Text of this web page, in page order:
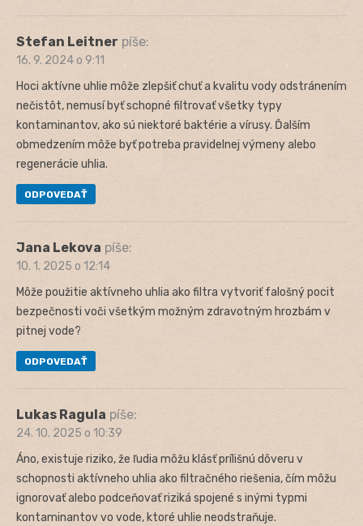
Stefan Leitner píše:
16. 9. 2024 o 9:11
Hoci aktívne uhlie môže zlepšiť chuť a kvalitu vody odstránením
nečistôt, nemusí byť schopné filtrovať všetky typy
kontaminantov, ako sú niektoré baktérie a vírusy. Ďalším
obmedzením môže byť potreba pravidelnej výmeny alebo
regenerácie uhlia.
ODPOVEDAŤ
Jana Lekova píše:
10. 1. 2025 o 12:14
Môže použitie aktívneho uhlia ako filtra vytvoriť falošný pocit
bezpečnosti voči všetkým možným zdravotným hrozbám v
pitnej vode?
ODPOVEDAŤ
Lukas Ragula píše:
24. 10. 2025 o 10:39
Áno, existuje riziko, že ľudia môžu klásť prílišnú dôveru v
schopnosti aktívneho uhlia ako filtračného riešenia, čím môžu
ignorovať alebo podceňovať riziká spojené s inými typmi
kontaminantov vo vode, ktoré uhlie neodstraňuje.